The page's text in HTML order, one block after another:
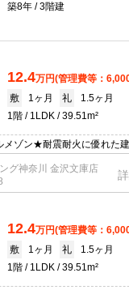
築8年
3階建
12.4万円(管理費等：
敷
1ヶ月 礼
1.5ヶ月
1階
1LDK 39.51m²
メゾン★耐震耐火に優れた
グ神奈川 金沢文庫店
12.4万円(管理費等：
敷
1ヶ月 礼
1.5ヶ月
1階
1LDK 39.51m²